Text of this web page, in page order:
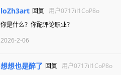
loZh3art 回复
用户0717iI1CoP8o
你是什么？你配评论职业？
2026-2-06
想想也是醉了 回复
用户0717iI1CoP8o